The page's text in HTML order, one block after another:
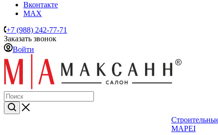
Вконтакте
MAX
+7 (988) 242-77-71
Заказать звонок
Войти
MAPEI